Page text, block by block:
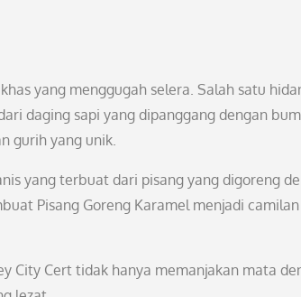
yang menggugah selera. Salah satu
daging sapi yang dipanggang dengan
gurih yang unik.
yang terbuat dari pisang yang digoreng
Pisang Goreng Karamel menjadi camilan
City Cert tidak hanya memanjakan mata